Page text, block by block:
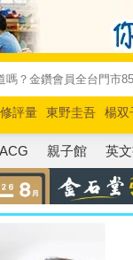
評量 東野圭吾 楊双
放
奧德賽 路邊攤新
親子館 英